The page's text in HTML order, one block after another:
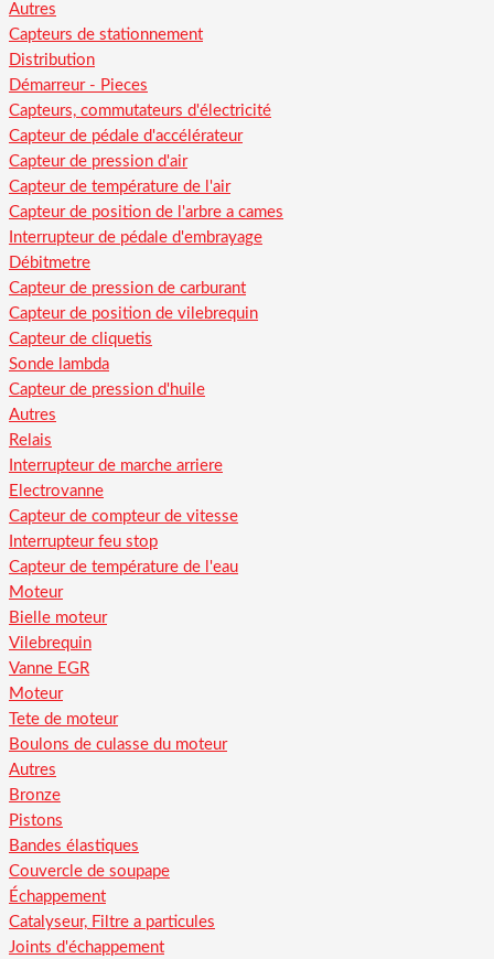
Autres
Capteurs de stationnement
Distribution
Démarreur - Pieces
Capteurs, commutateurs d'électricité
Capteur de pédale d'accélérateur
Capteur de pression d'air
Capteur de température de l'air
Capteur de position de l'arbre a cames
Interrupteur de pédale d'embrayage
Débitmetre
Capteur de pression de carburant
Capteur de position de vilebrequin
Capteur de cliquetis
Sonde lambda
Capteur de pression d'huile
Autres
Relais
Interrupteur de marche arriere
Electrovanne
Capteur de compteur de vitesse
Interrupteur feu stop
Capteur de température de l'eau
Moteur
Bielle moteur
Vilebrequin
Vanne EGR
Moteur
Tete de moteur
Boulons de culasse du moteur
Autres
Bronze
Pistons
Bandes élastiques
Couvercle de soupape
Échappement
Catalyseur, Filtre a particules
Joints d'échappement